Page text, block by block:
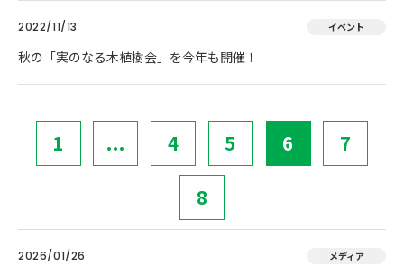
2022/11/13 イベント
秋の「実のなる木植樹会」を今年も開催！
1 ... 4 5 6 7
8
2026/01/26 メディア